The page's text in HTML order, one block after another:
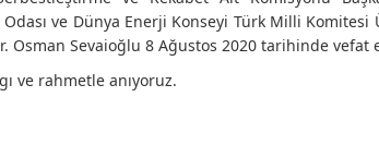
ve Dünya Enerji Konseyi Türk Milli Komitesi
Osman Sevaioğlu 8 Ağustos 2020 tarihinde vefat
ve rahmetle anıyoruz.